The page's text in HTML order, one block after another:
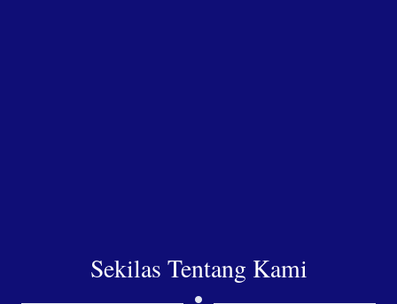
Sekilas Tentang Kami